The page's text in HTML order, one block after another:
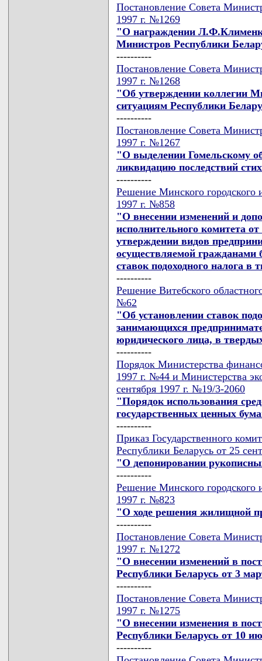
Постановление Совета
1997 г. №1269
"О награждении
Министров Республики
----------
Постановление Совета
1997 г. №1268
"Об утверждении коллегии
ситуациям Республики
----------
Постановление Совета
1997 г. №1267
"О выделении Гомельскому
ликвидацию последствий
----------
Решение Минского городского
1997 г. №858
"О внесении изменений и
исполнительного комитета
утверждении видов
осуществляемой гражданами
ставок подоходного налога в
----------
Решение Витебского
№62
"Об установлении ставок
занимающихся
юридического лица, в
----------
Порядок Министерства
1997 г. №44 и Министерства
сентября 1997 г. №19/3-2060
"Порядок использования
государственных ценных
----------
Приказ Государственного
Республики Беларусь от 25
"О депонировании
----------
Решение Минского городского
1997 г. №823
"О ходе решения жилищной
----------
Постановление Совета
1997 г. №1272
"О внесении изменений в
Республики Беларусь от 3
----------
Постановление Совета
1997 г. №1275
"О внесении изменения в
Республики Беларусь от 10
----------